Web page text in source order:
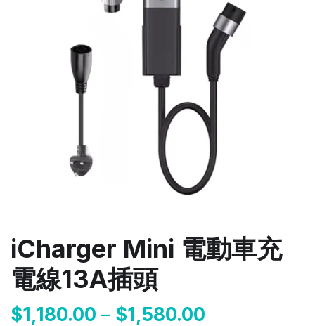
iCharger Mini 電動車充
電線13A插頭
$1,180.00 – $1,580.00